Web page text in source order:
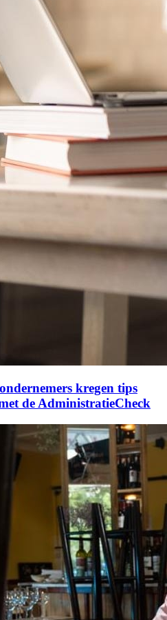
kregen tips
de AdministratieCheck